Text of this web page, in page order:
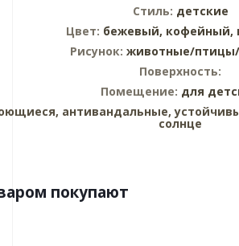
Стиль: детские
Цвет: бежевый, кофейный,
Рисунок: животные/
Поверхность:
Помещение: для
антивандальные,
солнце
покупают